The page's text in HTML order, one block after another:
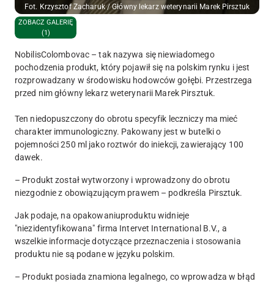
Fot. Krzysztof Zacharuk / Główny lekarz weterynarii Marek Pirsztuk
ZOBACZ GALERIĘ
(1)
NobilisColombovac – tak nazywa się niewiadomego
pochodzenia produkt, który pojawił się na polskim rynku i jest
rozprowadzany w środowisku hodowców gołębi. Przestrzega
przed nim główny lekarz weterynarii Marek Pirsztuk.
Ten niedopuszczony do obrotu specyfik leczniczy ma mieć
charakter immunologiczny. Pakowany jest w butelki o
pojemności 250 ml jako roztwór do iniekcji, zawierający 100
dawek.
– Produkt został wytworzony i wprowadzony do obrotu
niezgodnie z obowiązującym prawem – podkreśla Pirsztuk.
Jak podaje, na opakowaniuproduktu widnieje
"niezidentyfikowana" firma Intervet International B.V., a
wszelkie informacje dotyczące przeznaczenia i stosowania
produktu nie są podane w języku polskim.
– Produkt posiada znamiona legalnego, co wprowadza w błąd